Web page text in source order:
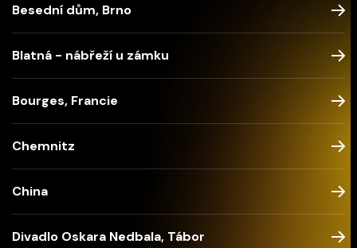
Besední dům, Brno
Blatná - nábřeží u zámku
Bourges, Francie
Chemnitz
China
Divadlo Oskara Nedbala, Tábor